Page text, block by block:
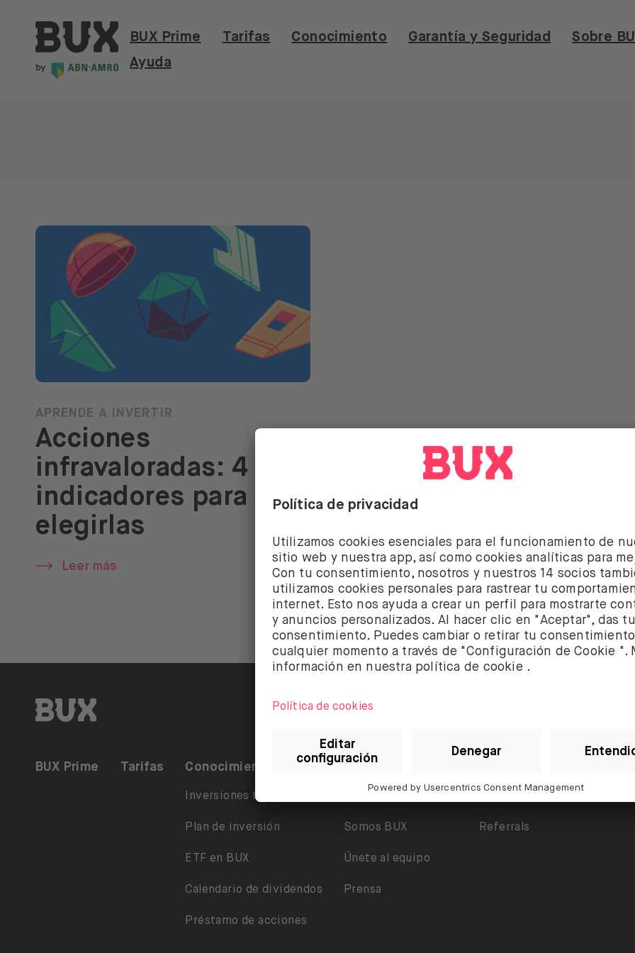
BUX | Haz más con tu dinero ES
BUX Prime Tarifas Conocimiento Garantía y Seguridad
Sobre
Ayuda
APRENDE A INVERTIR
Acciones
infravaloradas: 4
indicadores para
elegirlas
Leer más
BUX | Haz más con tu dinero ES
BUX Prime Tarifas Conocimiento
Inversiones temáticas
Plan de inversión
ETF en BUX
Calendario de dividendos
Préstamo de acciones
Garantía y Seguridad
Somos BUX
Únete al equipo
Prensa
Accesibilidad
Referrals